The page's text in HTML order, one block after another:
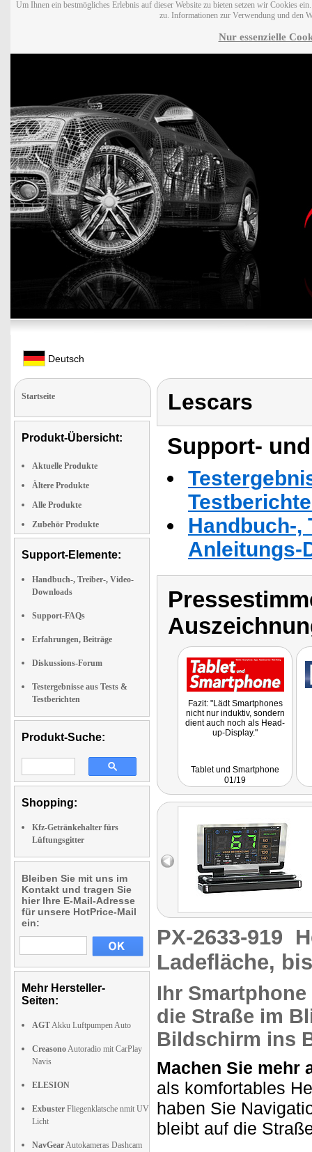
Um Ihnen ein bestmögliches Erlebnis auf dieser Website zu bieten setzen wir Cookies
zu. Informationen zur Verwendung und den
Nur essenzielle
Deutsch
Startseite
Produkt-Übersicht:
Aktuelle Produkte
Ältere Produkte
Alle Produkte
Zubehör Produkte
Support-Elemente:
Handbuch-, Treiber-, Video-
Downloads
Support-FAQs
Erfahrungen, Beiträge
Diskussions-Forum
Testergebnisse aus Tests &
Testberichten
Produkt-Suche:
Shopping:
Kfz-Getränkehalter fürs
Lüftungsgitter
Bleiben Sie mit uns im
Kontakt und tragen Sie
hier Ihre E-Mail-Adresse
für unsere HotPrice-Mail
ein:
Mehr Hersteller-
Seiten:
AGTAkku Luftpumpen Auto
CreasonoAutoradio mit CarPlay
Navis
ELESION
Exbuster Fliegenklatsche nmit UV
Licht
NavGearAutokameras Dashcam
Lescars
Support-
Handbuch-,
Anleitungs-
Fazit: "Lädt Smartphones
nicht nur induktiv, sondern
dient auch noch als Head-
up-Display."
Tablet und Smartphone
01/19
PX-2633-919
Ladefläche,
Ihr
die Straße im
Bildschirm ins
Machen Sie mehr
als komfortables
haben Sie
bleibt auf die